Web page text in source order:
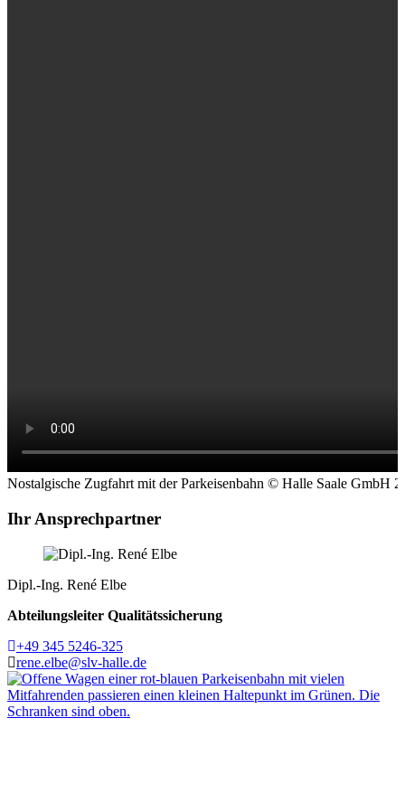
Nostalgische Zugfahrt mit der Parkeisenbahn © Halle Saale GmbH
Ihr Ansprechpartner
Dipl.-Ing. René Elbe
Abteilungsleiter Qualitätssicherung
Telefon:
+49 345 5246-325
E-Mail:
rene.elbe@slv-halle.de